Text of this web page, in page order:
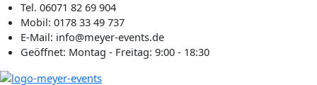
Zum
Inhalt
springen
Tel. 06071 82 69 904
Mobil: 0178 33 49 737
E-Mail: info@meyer-events.de
Geöffnet: Montag - Freitag: 9:00 - 18:30